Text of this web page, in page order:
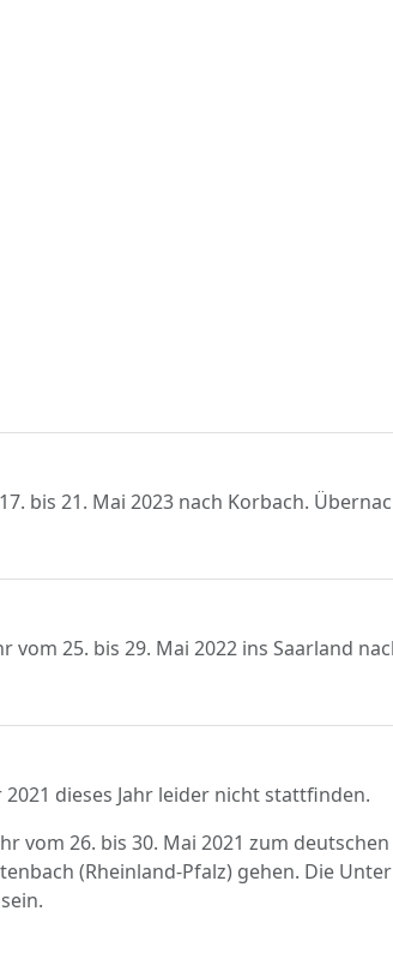
bis 21. Mai 2023 nach Korbach.
25. bis 29. Mai 2022 ins Saarland
dieses Jahr leider nicht stattfinden.
vom 26. bis 30. Mai 2021 zum
(Rheinland-Pfalz) gehen. Die